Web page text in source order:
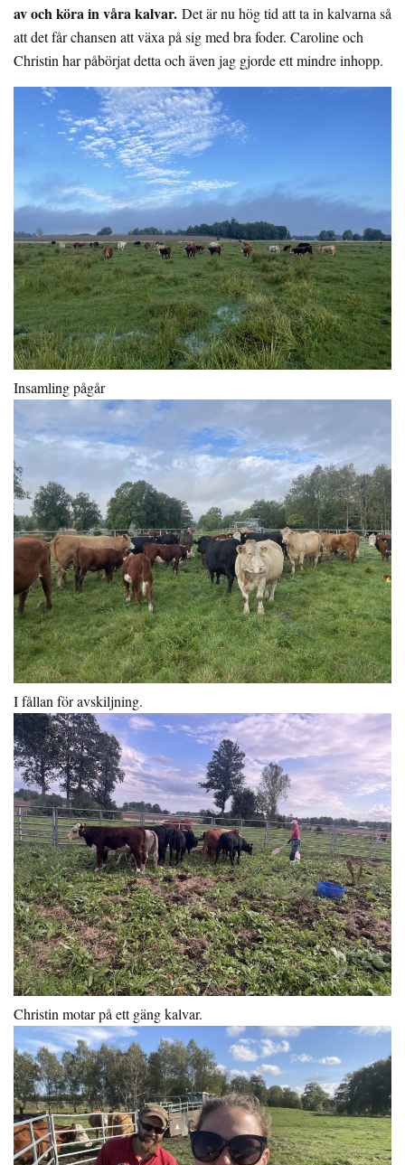
av och köra in våra kalvar. Det är nu hög tid att ta in kalvarna så
att det får chansen att växa på sig med bra foder. Caroline och
Christin har påbörjat detta och även jag gjorde ett mindre inhopp.
Insamling pågår
I fållan för avskiljning.
Christin motar på ett gäng kalvar.